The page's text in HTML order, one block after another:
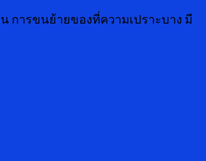
การขนย้ายของที่ความเปราะบาง มี